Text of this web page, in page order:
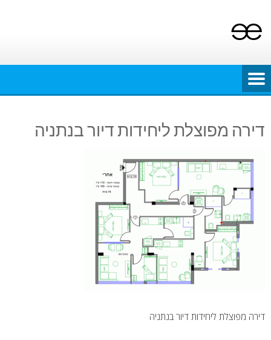
content
דירה מפוצלת ליחידות דיור בנתניה
דירה מפוצלת ליחידות דיור בנתניה